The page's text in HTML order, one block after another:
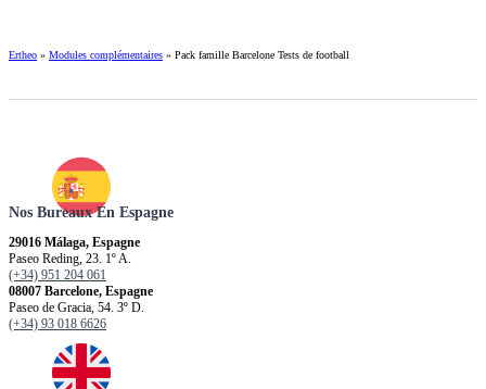
Ertheo » Modules complémentaires » Pack famille Barcelone Tests de football
Nos Bureaux En Espagne
29016 Málaga, Espagne
Paseo Reding, 23. 1º A.
(+34) 951 204 061
08007 Barcelone, Espagne
Paseo de Gracia, 54. 3º D.
(+34) 93 018 6626